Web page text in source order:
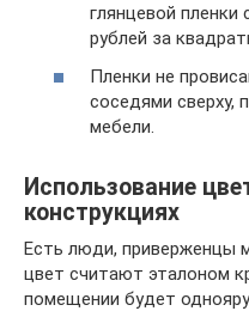
глянцевой пленки
рублей за
Пленки не
соседями сверху,
мебели.
Использование
конструкциях
Есть люди, приверженцы
цвет считают эталоном
помещении будет